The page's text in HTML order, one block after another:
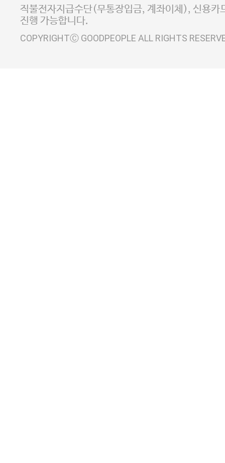
직불전자지급수단(무통장입금, 계좌이체), 신용카
진행 가능합니다.
COPYRIGHTⒸ GOODPEOPLE ALL RIGHTS